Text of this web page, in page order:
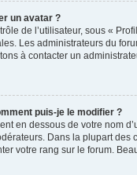
un avatar ?
de l’utilisateur, sous «
Les administrateurs du
à contacter un
puis-je le modifier ?
en dessous de votre nom
Dans la plupart
votre rang sur le forum.